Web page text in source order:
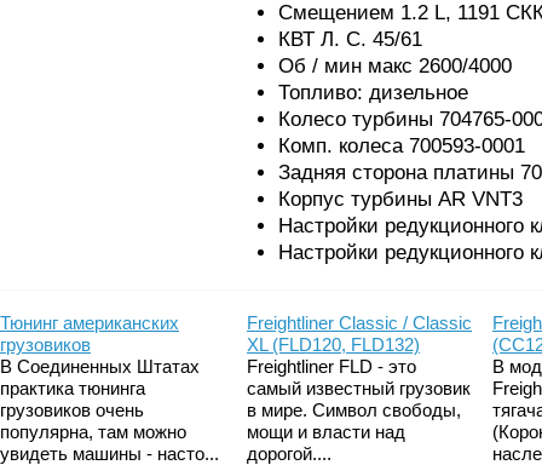
Смещением 1.2 L, 1191
КВТ Л. С. 45/61
Об / мин макс 2600/4000
Топливо: дизельное
Колесо турбины 704765-
Комп. колеса 700593-0001
Задняя сторона платины
Корпус турбины AR VNT3
Настройки редукционного
Настройки
Тюнинг американских
грузовиков
В Соединенных Штатах
практика тюнинга
грузовиков очень
популярна, там можно
увидеть машины - насто...
Freightliner Classic / Classic
XL (FLD120, FLD132)
Freightliner FLD - это
самый известный грузовик
в мире. Символ свободы,
мощи и власти над
дорогой....
В